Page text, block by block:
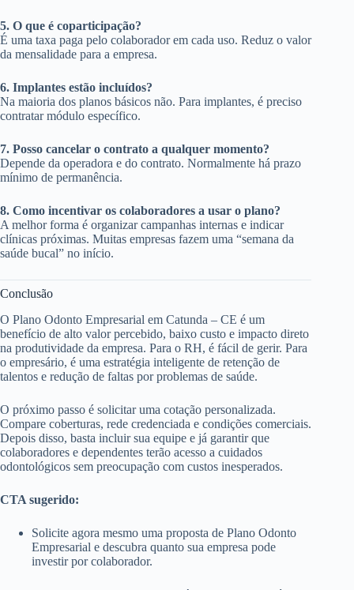
5. O que é coparticipação?
É uma taxa paga pelo colaborador em cada uso. Reduz o valor
da mensalidade para a empresa.
6. Implantes estão incluídos?
Na maioria dos planos básicos não. Para implantes, é preciso
contratar módulo específico.
7. Posso cancelar o contrato a qualquer momento?
Depende da operadora e do contrato. Normalmente há prazo
mínimo de permanência.
8. Como incentivar os colaboradores a usar o plano?
A melhor forma é organizar campanhas internas e indicar
clínicas próximas. Muitas empresas fazem uma “semana da
saúde bucal” no início.
Conclusão
O Plano Odonto Empresarial em Catunda – CE é um
benefício de alto valor percebido, baixo custo e impacto direto
na produtividade da empresa. Para o RH, é fácil de gerir. Para
o empresário, é uma estratégia inteligente de retenção de
talentos e redução de faltas por problemas de saúde.
O próximo passo é solicitar uma cotação personalizada.
Compare coberturas, rede credenciada e condições comerciais.
Depois disso, basta incluir sua equipe e já garantir que
colaboradores e dependentes terão acesso a cuidados
odontológicos sem preocupação com custos inesperados.
CTA sugerido:
Solicite agora mesmo uma proposta de Plano Odonto
Empresarial e descubra quanto sua empresa pode
investir por colaborador.